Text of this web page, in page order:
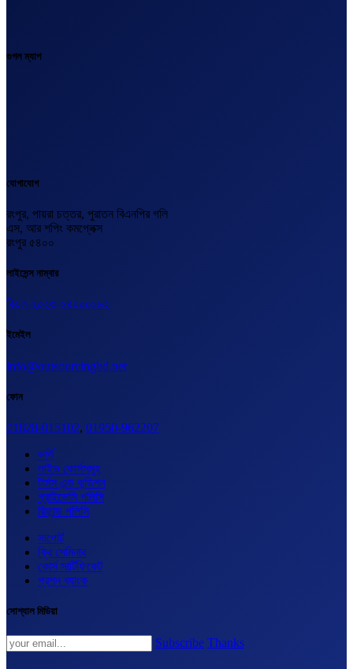
গুগল ম্যাপ
যোগাযোগ
রংপুর, পায়রা চত্তর, পুরাতন বিএনপির গলি
এস, আর শপিং কমপ্লেক্স
রংপুর ৫৪০০
লাইসেন্স নাম্বার
বিএল-২০২৩-২৪০০০১৬২
ইমেইল
info@outsourcingbd.net
ফোন
01828-015102, 01950-962207
ভর্তি
লাইভ কোর্সসমূহ
টার্মস এন্ড কন্ডিশন
প্রাইভেসি পলিসি
রিফান্ড পলিসি
সাপোর্ট
ফ্রি সেমিনার
কোর্স সার্টিফিকেট
প্রশ্ন ব্যাংক
সোশ্যাল মিডিয়া
Subscribe Thanks